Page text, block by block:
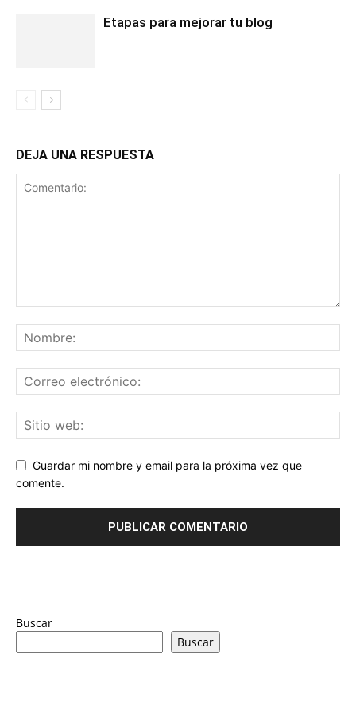
Etapas para mejorar tu blog
DEJA UNA RESPUESTA
Guardar mi nombre y email para la próxima vez que
comente.
Buscar
Buscar